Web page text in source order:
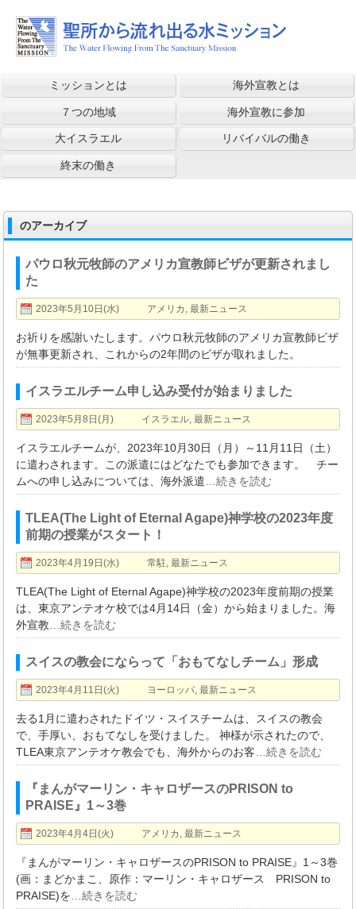
ミッションとは 海外宣教とは
７つの地域 海外宣教に参加
大イスラエル リバイバルの働き
終末の働き
のアーカイブ
パウロ秋元牧師のアメリカ宣教師ビザが更新されまし
た
2023年5月10日(水) アメリカ ,最新ニュース
お祈りを感謝いたします。パウロ秋元牧師のアメリカ宣教師ビザ
が無事更新され、これからの2年間のビザが取れました。
イスラエルチーム申し込み受付が始まりました
2023年5月8日(月) イスラエル,最新ニュース
イスラエルチームが、2023年10月30日（月）～11月11日（土）
に遣わされます。この派遣にはどなたでも参加できます。 チー
ムへの申し込みについては、海外派遣 …続きを読む
TLEA(The Light of Eternal Agape)神学校の2023年度
前期の授業がスタート！
2023年4月19日(水) 常駐,最新ニュース
TLEA(The Light of Eternal Agape)神学校の2023年度前期の授業
は、東京アンテオケ校では4月14日（金）から始まりました。海
外宣教 …続きを読む
スイスの教会にならって「おもてなしチーム」形成
2023年4月11日(火) ヨーロッパ,最新ニュース
去る1月に遣わされたドイツ・スイスチームは、スイスの教会
で、手厚い、おもてなしを受けました。 神様が示されたので、
TLEA東京アンテオケ教会でも、海外からのお客 …続きを読む
『まんがマーリン・キャロザースのPRISON to
PRAISE』1～3巻
2023年4月4日(火) アメリカ ,最新ニュース
『まんがマーリン・キャロザースのPRISON to PRAISE』1～3巻
(画：まどかまこ、原作：マーリン・キャロザース PRISON to
PRAISE)を …続きを読む